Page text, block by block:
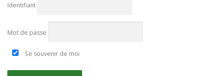
Identifiant
Mot de passe
Se souvenir de moi